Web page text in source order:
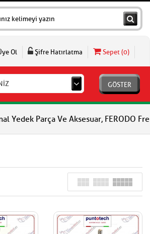
Ol Şifre Hatırlatma Sepet (0)
GÖSTER
Ve Aksesuar, FERODO Fren